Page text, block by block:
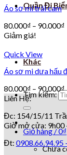
Quần Đi
Khác
Tìm kiếm:
Giỏ hàng /0₫
Chưa
Áo sơ mi trái cam
80.000₫ – 90.000₫
Giảm giá!
Quick View
Áo sơ mi dưa hấu
80.000₫ – 90.000₫
Liên Hệ:
Đc: 154/15/11
Giờ mở cửa: 9h00
Đt: 0908.66.94.95